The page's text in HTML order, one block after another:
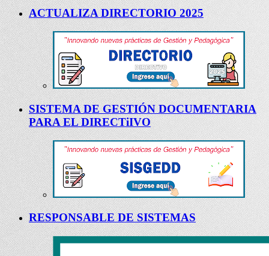
ACTUALIZA DIRECTORIO 2025
SISTEMA DE GESTIÓN DOCUMENTARIA
PARA EL DIRECTiIVO
RESPONSABLE DE SISTEMAS